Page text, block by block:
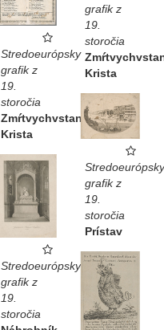
Stredoeurópsky
grafik z
19.
storočia
Zmŕtvychvstanie
Krista
grafik z
19.
storočia
Krista
Stredoeurópsky
grafik z
19.
storočia
Prístav
Stredoeurópsky
grafik z
19.
storočia